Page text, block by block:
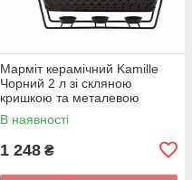
Марміт керамічний Kamille
Чорний 2 л зі скляною
кришкою та металевою
підставкою KM-6421
В наявності
1 248 ₴